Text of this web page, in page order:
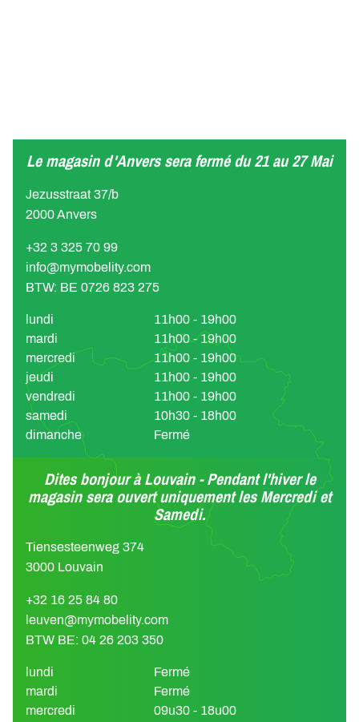
Le magasin d'Anvers sera fermé du 21 au 27 Mai
Jezusstraat 37/b
2000 Anvers
+32 3 325 70 99
info@mymobelity.com
BTW: BE 0726 823 275
lundi
11h00 - 19h00
mardi
11h00 - 19h00
mercredi
11h00 - 19h00
jeudi
11h00 - 19h00
vendredi
11h00 - 19h00
samedi
10h30 - 18h00
dimanche
Fermé
Dites bonjour à Louvain - Pendant l'hiver le
magasin sera ouvert uniquement les Mercredi et
Samedi.
Tiensesteenweg 374
3000 Louvain
+32 16 25 84 80
leuven@mymobelity.com
BTW BE: 04 26 203 350
lundi
Fermé
mardi
Fermé
mercredi
09u30 - 18u00